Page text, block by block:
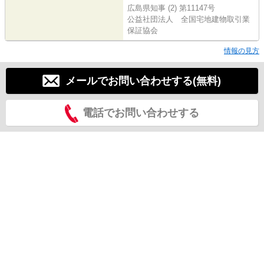
広島県知事 (2) 第11147号
公益社団法人 全国宅地建物取引業
保証協会
情報の見方
メールでお問い合わせする(無料)
電話でお問い合わせする